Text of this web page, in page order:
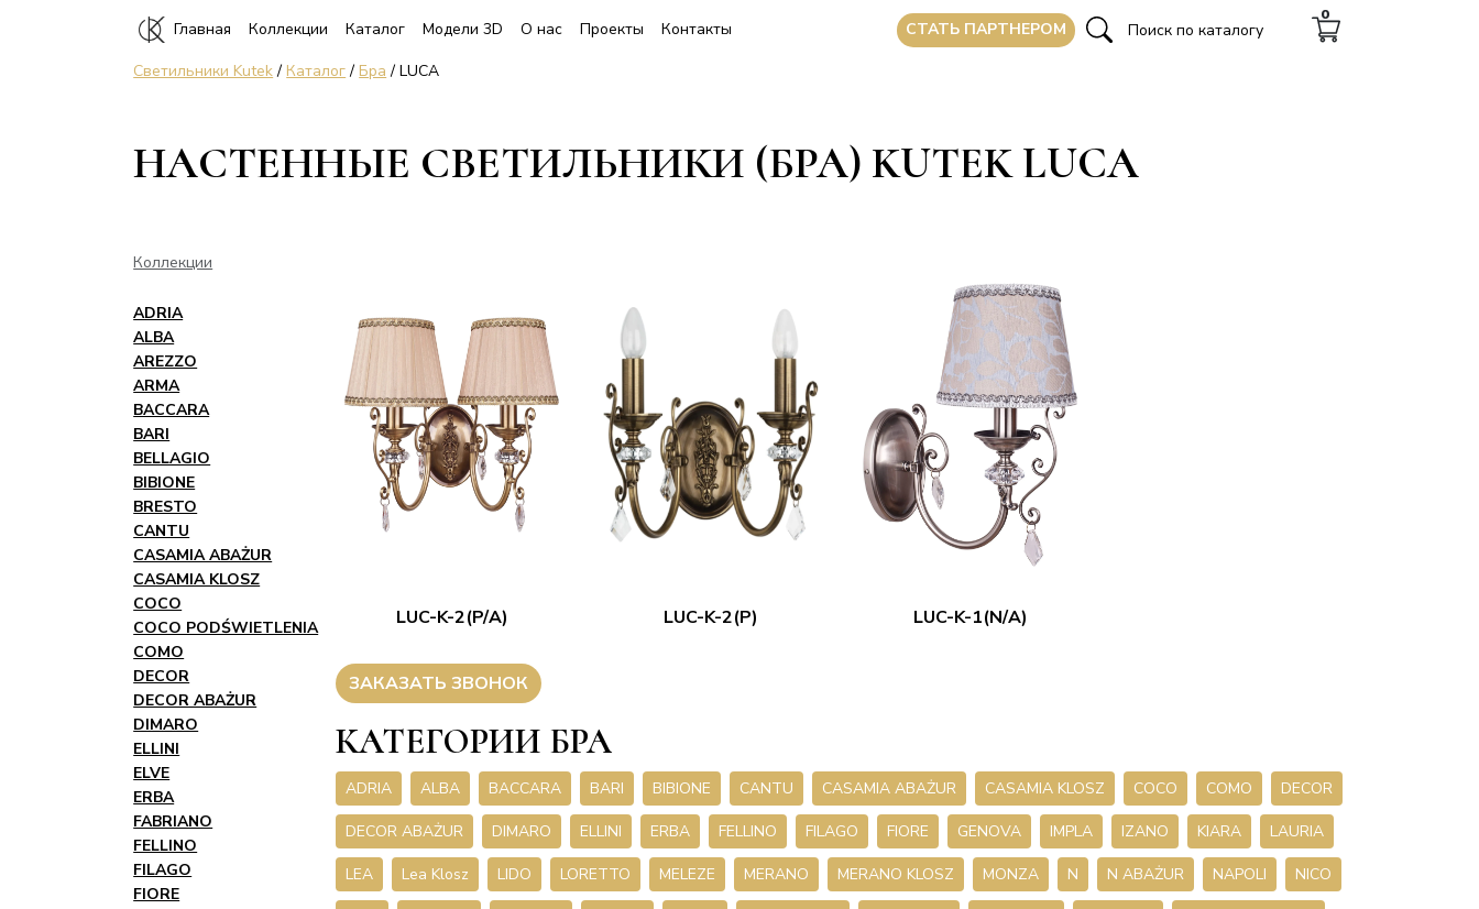
Главная Коллекции Каталог Модели 3D О нас Проекты Контакты CТАТЬ ПАРТНЕРОМ
0
Светильники Kutek/Каталог/Бра / LUCA
НАСТЕННЫЕ СВЕТИЛЬНИКИ (БРА) KUTEK LUCA
Коллекции
ADRIA
ALBA
AREZZO
ARMA
BACCARA
BARI
BELLAGIO
BIBIONE
BRESTO
CANTU
CASAMIA ABAŻUR
CASAMIA KLOSZ
COCO
COCO PODŚWIETLENIA
COMO
DECOR
DECOR ABAŻUR
DIMARO
ELLINI
ELVE
ERBA
FABRIANO
FELLINO
FILAGO
FIORE
LUC-K-2(P/A) LUC-K-2(P) LUC-K-1(N/A)
ЗАКАЗАТЬ ЗВОНОК
КАТЕГОРИИ БРА
ADRIA ALBA BACCARA BARI BIBIONE CANTU CASAMIA ABAŻUR CASAMIA KLOSZ COCO COMO DECOR
DECOR ABAŻUR DIMARO ELLINI ERBA FELLINO FILAGO FIORE GENOVA IMPLA IZANO KIARA LAURIA
LEA Lea Klosz LIDO LORETTO MELEZE MERANO MERANO KLOSZ MONZA N N ABAŻUR NAPOLI NICO